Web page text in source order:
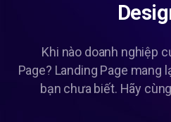
Khi nào doanh nghiệp
Page? Landing Page mang
bạn chưa biết. Hãy